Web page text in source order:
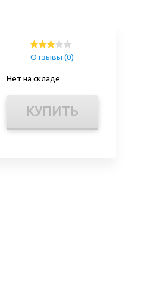
Отзывы (0)
Нет на складе
КУПИТЬ